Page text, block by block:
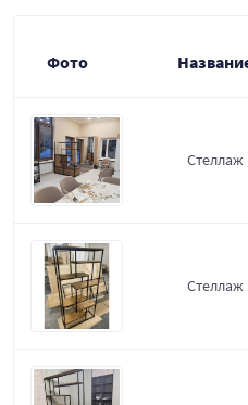
Фото
Стеллаж
Стеллаж